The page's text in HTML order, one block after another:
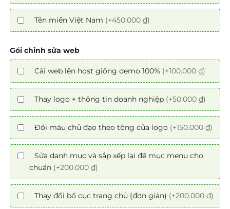
Tên miền Việt Nam (+450.000 ₫)
Gói chỉnh sửa web
Cài web lên host giống demo 100% (+100.000 ₫)
Thay logo + thông tin doanh nghiệp (+50.000 ₫)
Đổi màu chủ đạo theo tông của logo (+150.000 ₫)
Sửa danh mục và sắp xếp lại đề mục menu cho
chuẩn (+200.000 ₫)
Thay đổi bố cục trang chủ (đơn giản) (+200.000 ₫)